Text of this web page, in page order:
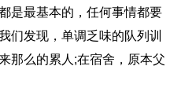
是最基本的，任何事情都要
们发现，单调乏味的队列训
那么的累人;在宿舍，原本父